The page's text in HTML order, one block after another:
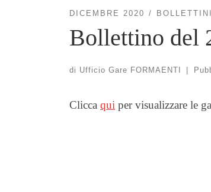
DICEMBRE 2020 BOLLETTINI
Bollettino del
di Ufficio Gare FORMAENTI
Clicca qui per visualizzare le